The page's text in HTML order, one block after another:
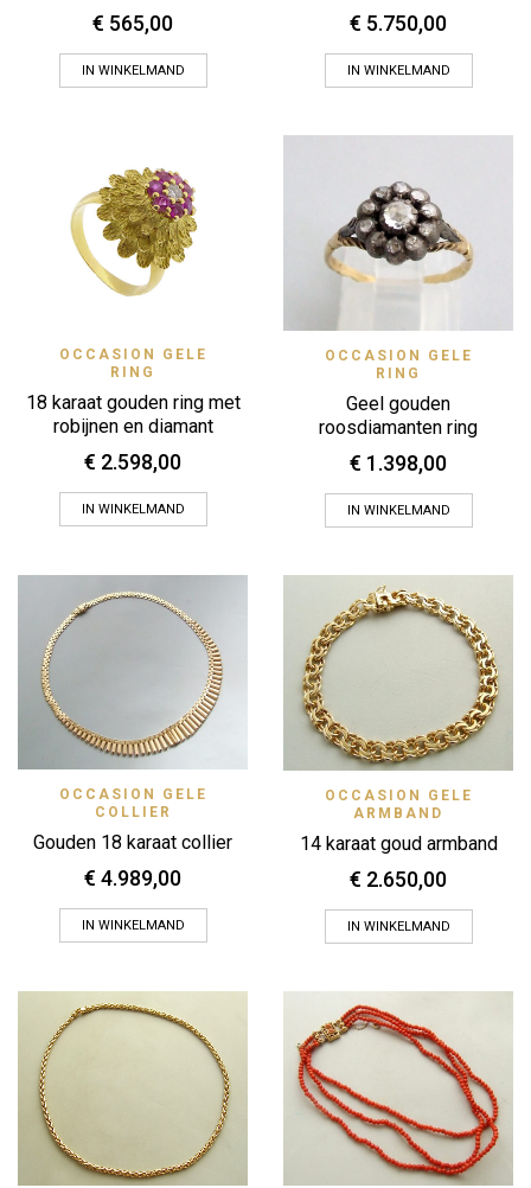
€ 565,00
IN WINKELMAND
€ 5.750,00
IN WINKELMAND
OCCASION GELE
RING
18 karaat gouden ring met
robijnen en diamant
€ 2.598,00
IN WINKELMAND
OCCASION GELE
RING
Geel gouden
roosdiamanten ring
€ 1.398,00
IN WINKELMAND
OCCASION GELE
COLLIER
Gouden 18 karaat collier
€ 4.989,00
IN WINKELMAND
OCCASION GELE
ARMBAND
14 karaat goud armband
€ 2.650,00
IN WINKELMAND